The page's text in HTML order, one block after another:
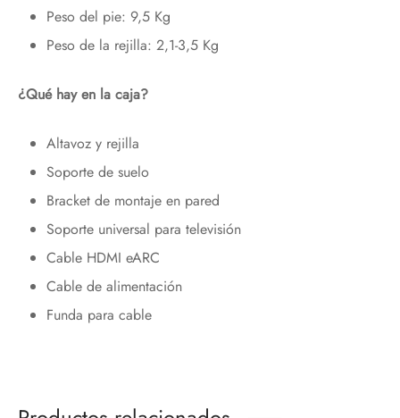
Peso del pie: 9,5 Kg
Peso de la rejilla: 2,1-3,5 Kg
¿Qué hay en la caja?
Altavoz y rejilla
Soporte de suelo
Bracket de montaje en pared
Soporte universal para televisión
Cable HDMI eARC
Cable de alimentación
Funda para cable